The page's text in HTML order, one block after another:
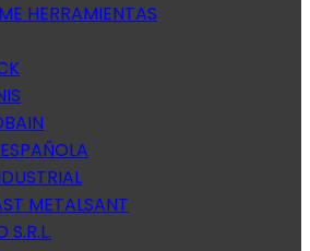
HERRAMIENTAS
METALSANT
S.R.L.